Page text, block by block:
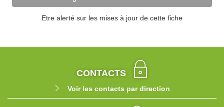
Etre alerté sur les mises à jour de cette fiche
CONTACTS
Voir les contacts par direction